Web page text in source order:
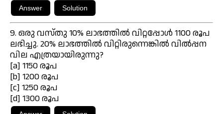
9. ഒരു വസ്തു 10% ലാഭത്തിൽ വിറ്റപ്പോൾ 1100 രൂപ
ലഭിച്ചു. 20% ലാഭത്തിൽ വിറ്റിരുന്നെങ്കിൽ വിൽപ്പന
വില എത്രയായിരുന്നു?
[a] 1150 രൂപ
[b] 1200 രൂപ
[c] 1250 രൂപ
[d] 1300 രൂപ